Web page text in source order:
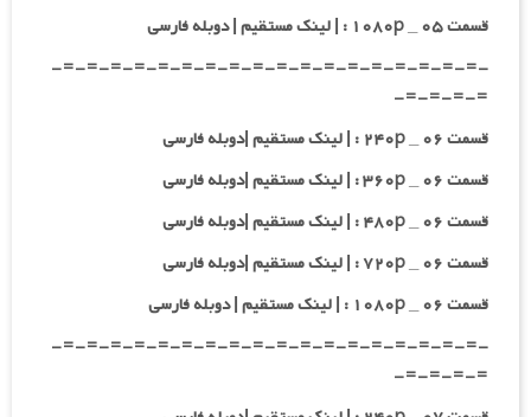
قسمت ۰۵ _ ۱۰۸۰p : | لینک مستقیم | دوبله فارسی
-=-=-=-=-=-=-=-=-=-=-=-=-=-=-=-=-=-=-
=-=-=-=-
قسمت ۰۶ _ ۲۴۰p : | لینک مستقیم |دوبله فارسی
قسمت ۰۶ _ ۳۶۰p : | لینک مستقیم |دوبله فارسی
قسمت ۰۶ _ ۴۸۰p : | لینک مستقیم |دوبله فارسی
قسمت ۰۶ _ ۷۲۰p : | لینک مستقیم |دوبله فارسی
قسمت ۰۶ _ ۱۰۸۰p : | لینک مستقیم | دوبله فارسی
-=-=-=-=-=-=-=-=-=-=-=-=-=-=-=-=-=-=-
=-=-=-=-